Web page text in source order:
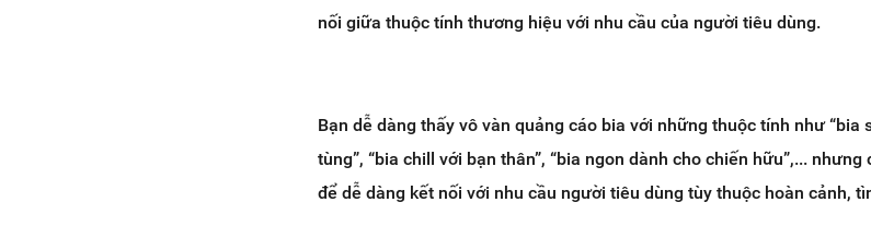
nối giữa thuộc tính thương hiệu với nhu cầu của người tiêu dùng.
Bạn dễ dàng thấy vô vàn quảng cáo bia với những thuộc tính như “bia
tùng”, “bia chill với bạn thân”, “bia ngon dành cho chiến hữu”,...
để dễ dàng kết nối với nhu cầu người tiêu dùng tùy thuộc hoàn cảnh,